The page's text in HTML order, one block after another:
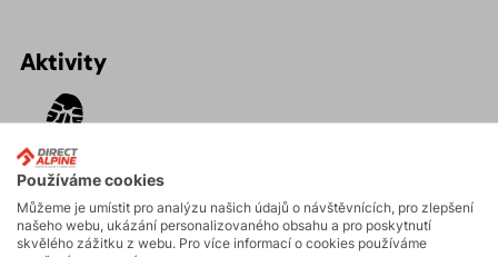
Aktivity
Vysokohorská
turistika
Používáme cookies
Můžeme je umístit pro analýzu našich údajů o návštěvnících, pro zlepšení
našeho webu, ukázání personalizovaného obsahu a pro poskytnutí
skvělého zážitku z webu. Pro více informací o cookies používáme